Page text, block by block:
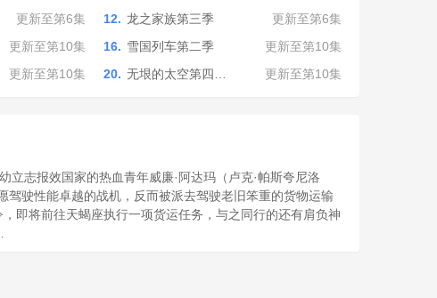
更新至第6集 12. 龙之家族第三季
更新至第6集
更新至第10集 16. 雪国列车第二季
更新至第10集
更新至第10集 20. 无垠的太空第四… 更新至第10集
志报效国家的热血青年威廉·阿达玛（卢克·帕斯夸尼洛
驶性能卓越的战机，反而被派去驾驶老旧笨重的货物运输
即将前往天蝎座执行一项货运任务，与之同行的还有肩负神